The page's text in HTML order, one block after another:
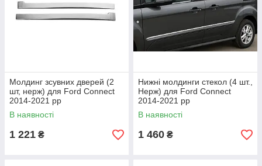
Молдинг зсувних дверей (2
шт, нерж) для Ford Connect
2014-2021 рр
В наявності
1 221 ₴
Нижні молдинги стекол (4 шт.,
Нерж) для Ford Connect
2014-2021 рр
В наявності
1 460 ₴